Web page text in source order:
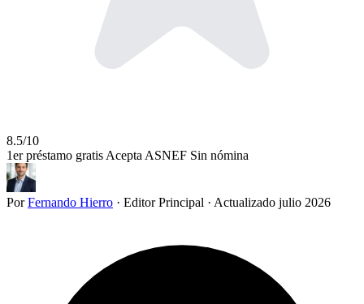
8.5/10
1er préstamo gratis Acepta ASNEF Sin nómina
PorFernando Hierro · Editor Principal · Actualizado julio 2026